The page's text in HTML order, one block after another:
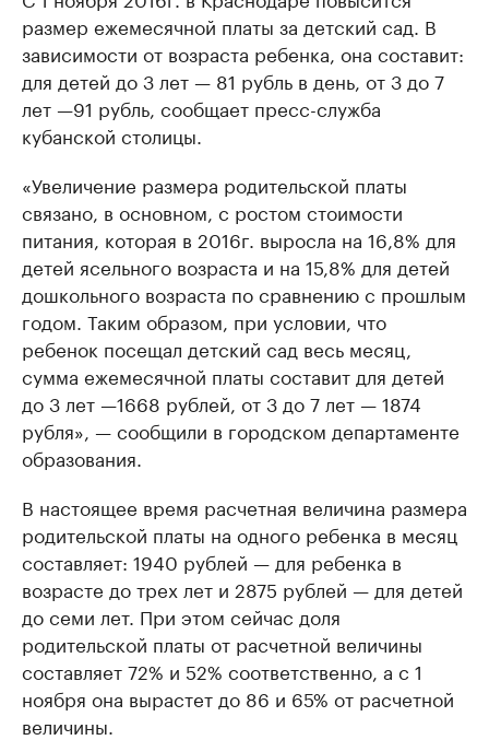
размер ежемесячной платы за детский сад. В
зависимости от возраста ребенка, она составит:
для детей до 3 лет — 81 рубль в день, от 3 до 7
лет —91 рубль, сообщает пресс-служба
кубанской столицы.
«Увеличение размера родительской платы
связано, в основном, с ростом стоимости
питания, которая в 2016г. выросла на 16,8% для
детей ясельного возраста и на 15,8% для детей
дошкольного возраста по сравнению с прошлым
годом. Таким образом, при условии, что
ребенок посещал детский сад весь месяц,
сумма ежемесячной платы составит для детей
до 3 лет —1668 рублей, от 3 до 7 лет — 1874
рубля», — сообщили в городском департаменте
образования.
В настоящее время расчетная величина размера
родительской платы на одного ребенка в месяц
составляет: 1940 рублей — для ребенка в
возрасте до трех лет и 2875 рублей — для детей
до семи лет. При этом сейчас доля
родительской платы от расчетной величины
составляет 72% и 52% соответственно, а с 1
ноября она вырастет до 86 и 65% от расчетной
величины.